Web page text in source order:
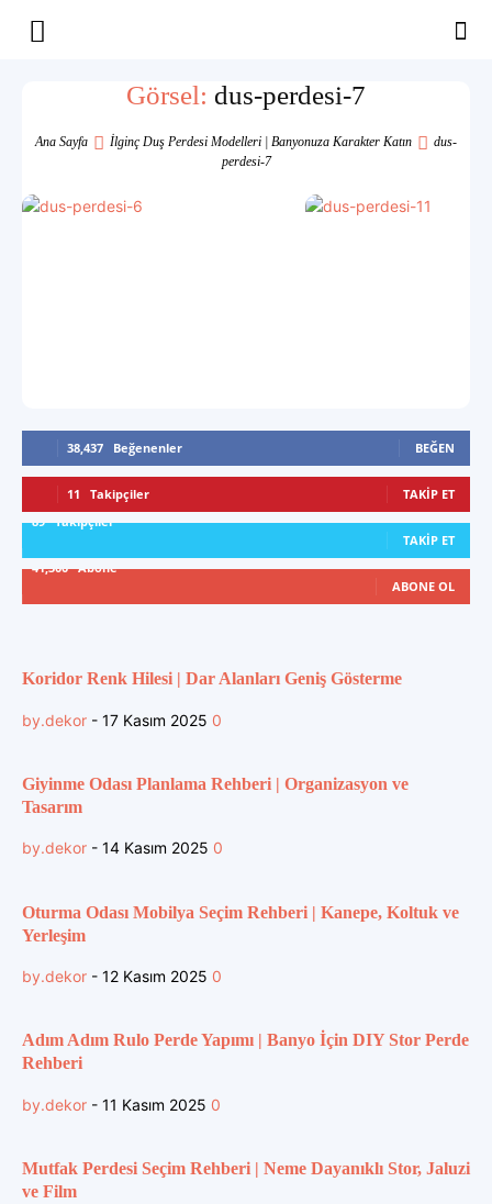
Yaşam
İlham
Görsel: dus-perdesi-7
Ana Sayfa İlginç Duş Perdesi Modelleri | Banyonuza Karakter Katın
dus-
perdesi-7
38,437 Beğenenler BEĞEN
11 Takipçiler
TAKIP ET
89 Takipçiler
TAKIP ET
41,300 Abone
ABONE OL
Koridor Renk Hilesi | Dar Alanları Geniş Gösterme
by.dekor - 17 Kasım 2025 0
Giyinme Odası Planlama Rehberi | Organizasyon ve
Tasarım
by.dekor - 14 Kasım 2025 0
Oturma Odası Mobilya Seçim Rehberi | Kanepe, Koltuk ve
Yerleşim
by.dekor - 12 Kasım 2025 0
Adım Adım Rulo Perde Yapımı | Banyo İçin DIY Stor Perde
Rehberi
by.dekor - 11 Kasım 2025 0
Mutfak Perdesi Seçim Rehberi | Neme Dayanıklı Stor, Jaluzi
ve Film